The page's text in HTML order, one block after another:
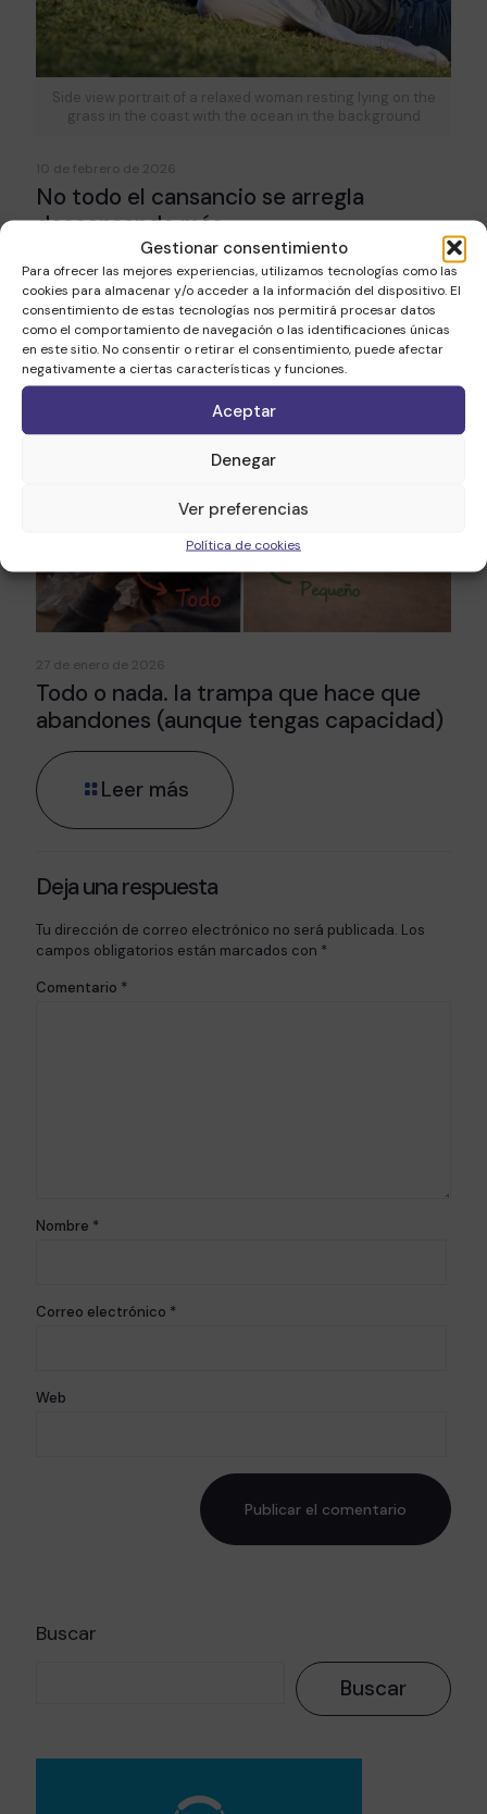
Gestionar consentimiento
Para ofrecer las mejores experiencias, utilizamos tecnologías como las
cookies para almacenar y/o acceder a la información del dispositivo. El
consentimiento de estas tecnologías nos permitirá procesar datos
como el comportamiento de navegación o las identificaciones únicas
en este sitio. No consentir o retirar el consentimiento, puede afectar
negativamente a ciertas características y funciones.
Aceptar
Denegar
Ver preferencias
Política de cookies
Side view portrait of a relaxed woman resting lying on the
grass in the coast with the ocean in the background
10 de febrero de 2026
No todo el cansancio se arregla
descansando más
Leer más
27 de enero de 2026
Todo o nada. la trampa que hace que
abandones (aunque tengas capacidad)
Leer más
Deja una respuesta
Tu dirección de correo electrónico no será publicada. Los
campos obligatorios están marcados con *
Comentario *
Nombre *
Correo electrónico *
Web
Buscar
Buscar